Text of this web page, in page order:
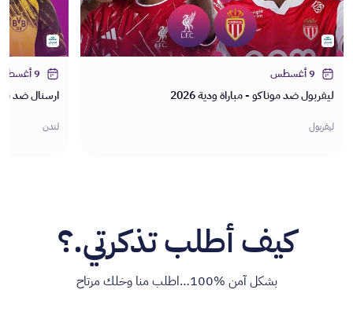
9 أغسطس
ليفربول ضد موناكو - مباراة ودية 2026
ليفربول
9 أغسطس
ارسنال ضد
لندن
كيف أطلب تذكرتي.؟
بشكل آمن %100…اطلب منا وخلك مرتاح